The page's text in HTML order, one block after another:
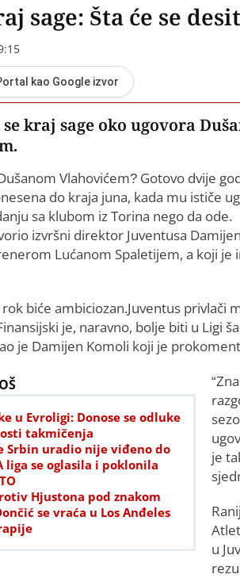
sage: Šta će se
kao Google izvor
kraj sage oko ugovora
Vlahovićem? Gotovo dvije
do kraja juna, kada mu ističe
sa klubom iz Torina nego da ode.
izvršni direktor Juventusa
Lućanom Spaletijem, a koji je
biće ambiciozan.Juventus privlači
je, naravno, bolje biti u Ligi
je Damijen Komoli koji je
u Evroligi: Donose se odluke
takmičenja
Srbin uradio nije viđeno do
liga se oglasila i poklonila
Hjustona pod znakom
se vraća u Los Anđeles
je
u